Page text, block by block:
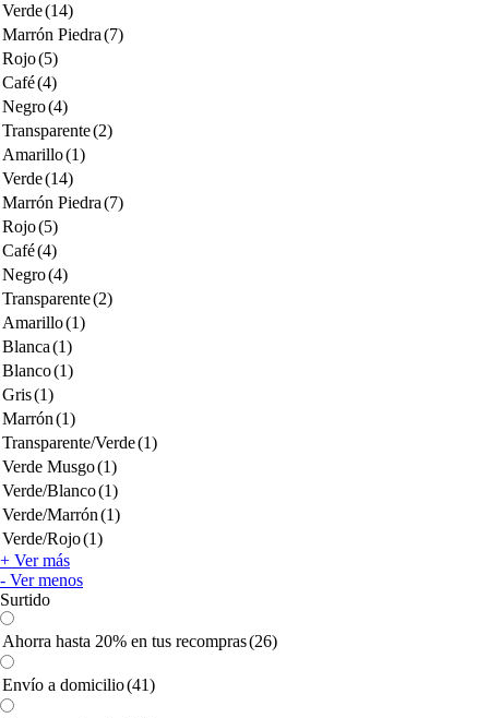
Verde(14)
Marrón Piedra(7)
Rojo(5)
Café(4)
Negro(4)
Transparente(2)
Amarillo(1)
Verde(14)
Marrón Piedra(7)
Rojo(5)
Café(4)
Negro(4)
Transparente(2)
Amarillo(1)
Blanca(1)
Blanco(1)
Gris(1)
Marrón(1)
Transparente/Verde(1)
Verde Musgo(1)
Verde/Blanco(1)
Verde/Marrón(1)
Verde/Rojo(1)
+ Ver más
- Ver menos
Surtido
Ahorra hasta 20% en tus recompras(26)
Envío a domicilio(41)